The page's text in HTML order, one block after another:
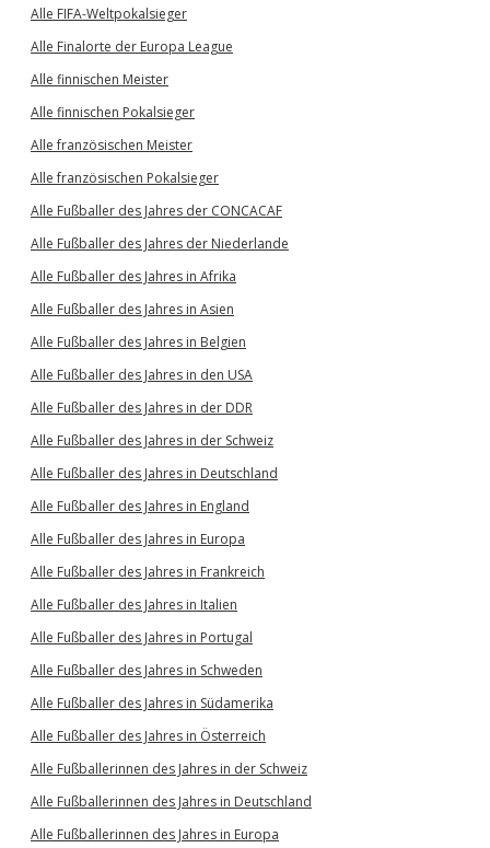
Alle FIFA-Weltpokalsieger
Alle Finalorte der Europa League
Alle finnischen Meister
Alle finnischen Pokalsieger
Alle französischen Meister
Alle französischen Pokalsieger
Alle Fußballer des Jahres der CONCACAF
Alle Fußballer des Jahres der Niederlande
Alle Fußballer des Jahres in Afrika
Alle Fußballer des Jahres in Asien
Alle Fußballer des Jahres in Belgien
Alle Fußballer des Jahres in den USA
Alle Fußballer des Jahres in der DDR
Alle Fußballer des Jahres in der Schweiz
Alle Fußballer des Jahres in Deutschland
Alle Fußballer des Jahres in England
Alle Fußballer des Jahres in Europa
Alle Fußballer des Jahres in Frankreich
Alle Fußballer des Jahres in Italien
Alle Fußballer des Jahres in Portugal
Alle Fußballer des Jahres in Schweden
Alle Fußballer des Jahres in Südamerika
Alle Fußballer des Jahres in Österreich
Alle Fußballerinnen des Jahres in der Schweiz
Alle Fußballerinnen des Jahres in Deutschland
Alle Fußballerinnen des Jahres in Europa